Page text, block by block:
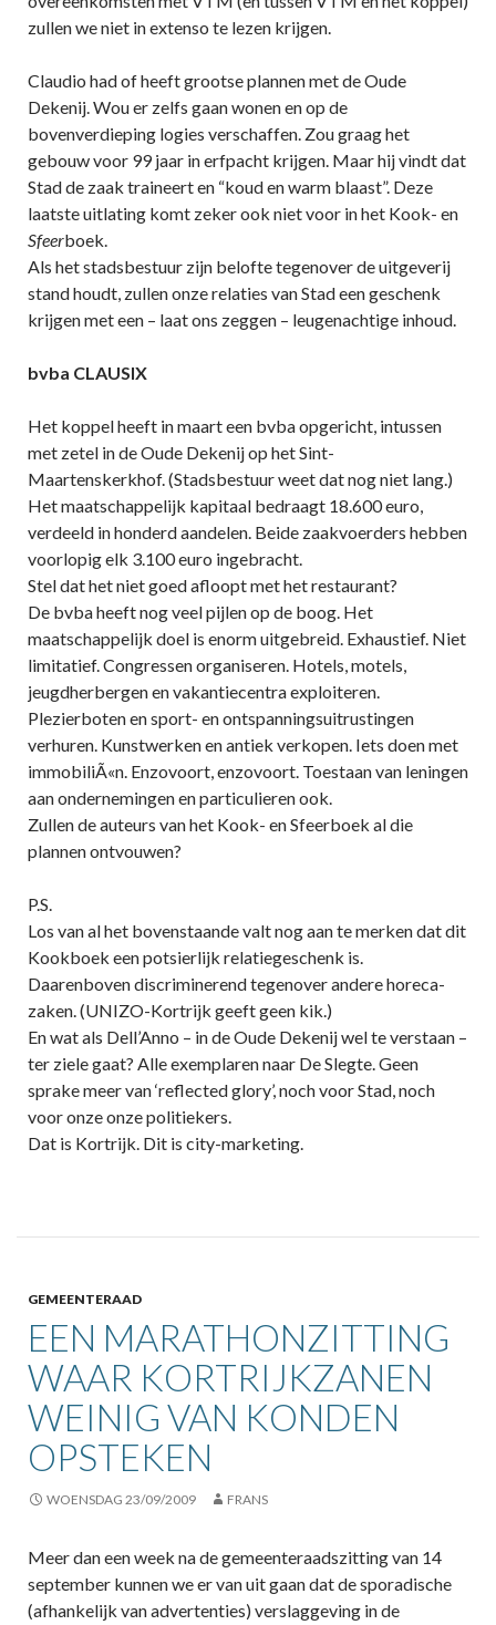
zullen we niet in extenso te lezen krijgen.
Claudio had of heeft grootse plannen met de Oude
Dekenij. Wou er zelfs gaan wonen en op de
bovenverdieping logies verschaffen. Zou graag het
gebouw voor 99 jaar in erfpacht krijgen. Maar hij vindt dat
Stad de zaak traineert en “koud en warm blaast”. Deze
laatste uitlating komt zeker ook niet voor in het Kook- en
Sfeerboek.
Als het stadsbestuur zijn belofte tegenover de uitgeverij
stand houdt, zullen onze relaties van Stad een geschenk
krijgen met een – laat ons zeggen – leugenachtige inhoud.
bvba CLAUSIX
Het koppel heeft in maart een bvba opgericht, intussen
met zetel in de Oude Dekenij op het Sint-
Maartenskerkhof. (Stadsbestuur weet dat nog niet lang.)
Het maatschappelijk kapitaal bedraagt 18.600 euro,
verdeeld in honderd aandelen. Beide zaakvoerders hebben
voorlopig elk 3.100 euro ingebracht.
Stel dat het niet goed afloopt met het restaurant?
De bvba heeft nog veel pijlen op de boog. Het
maatschappelijk doel is enorm uitgebreid. Exhaustief. Niet
limitatief. Congressen organiseren. Hotels, motels,
jeugdherbergen en vakantiecentra exploiteren.
Plezierboten en sport- en ontspanningsuitrustingen
verhuren. Kunstwerken en antiek verkopen. Iets doen met
immobiliÃ«n. Enzovoort, enzovoort. Toestaan van leningen
aan ondernemingen en particulieren ook.
Zullen de auteurs van het Kook- en Sfeerboek al die
plannen ontvouwen?
P.S.
Los van al het bovenstaande valt nog aan te merken dat dit
Kookboek een potsierlijk relatiegeschenk is.
Daarenboven discriminerend tegenover andere horeca-
zaken. (UNIZO-Kortrijk geeft geen kik.)
En wat als Dell’Anno – in de Oude Dekenij wel te verstaan –
ter ziele gaat? Alle exemplaren naar De Slegte. Geen
sprake meer van ‘reflected glory’, noch voor Stad, noch
voor onze onze politiekers.
Dat is Kortrijk. Dit is city-marketing.
GEMEENTERAAD
EEN MARATHONZITTING
WAAR KORTRIJKZANEN
WEINIG VAN KONDEN
OPSTEKEN
WOENSDAG 23/09/2009 FRANS
Meer dan een week na de gemeenteraadszitting van 14
september kunnen we er van uit gaan dat de sporadische
(afhankelijk van advertenties) verslaggeving in de